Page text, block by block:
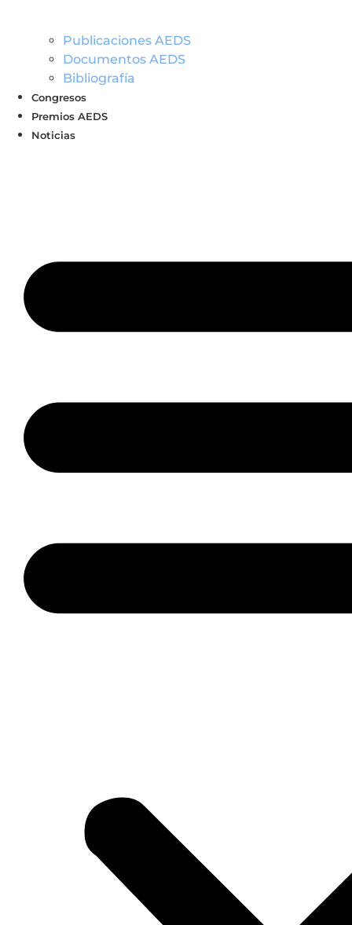
Publicaciones AEDS
Documentos AEDS
Bibliografía
Congresos
Premios AEDS
Noticias